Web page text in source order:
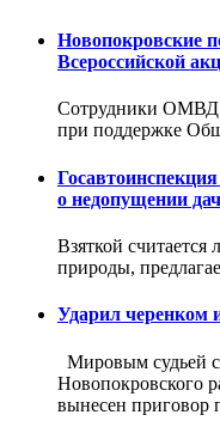
Новопокровские
Всероссийской
Сотрудники ОМВД
при поддержке
о недопущении
Взяткой считается
природы,
Ударил черенком
Мировым судьей
Новопокровского
вынесен приговор